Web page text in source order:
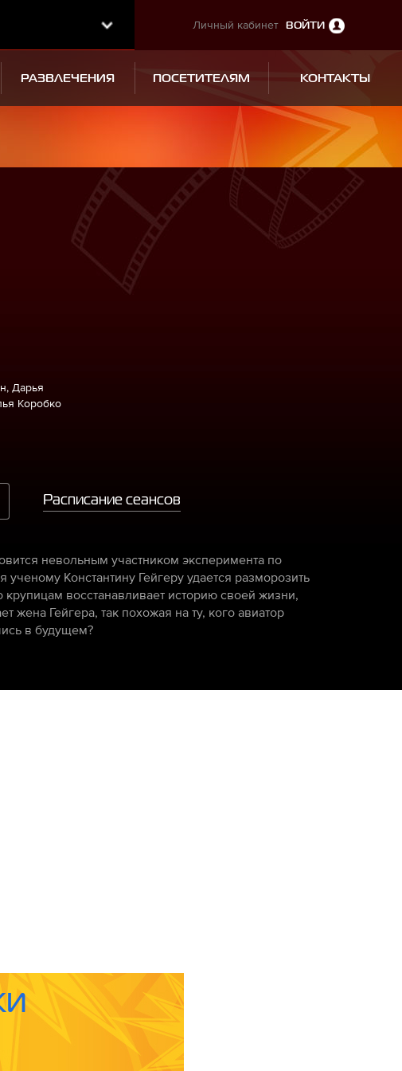
Личный кабинет ВОЙТИ
РАЗВЛЕЧЕНИЯ ПОСЕТИТЕЛЯМ КОНТАКТЫ
Дарья
Коробко
Расписание сеансов
невольным участником эксперимента по
Константину Гейгеру удается разморозить
восстанавливает историю своей жизни,
жена Гейгера, так похожая на ту, кого авиатор
в будущем?